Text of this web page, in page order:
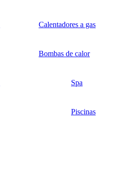
Calentadores a gas
Bombas de calor
Spa
Piscinas